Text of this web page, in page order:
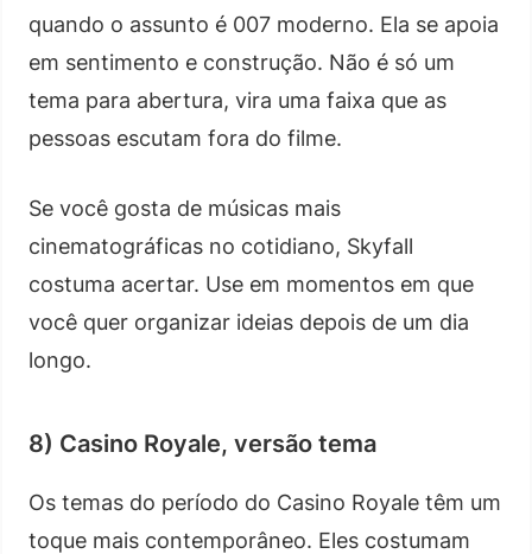
quando o assunto é 007 moderno. Ela se apoia
em sentimento e construção. Não é só um
tema para abertura, vira uma faixa que as
pessoas escutam fora do filme.
Se você gosta de músicas mais
cinematográficas no cotidiano, Skyfall
costuma acertar. Use em momentos em que
você quer organizar ideias depois de um dia
longo.
8) Casino Royale, versão tema
Os temas do período do Casino Royale têm um
toque mais contemporâneo. Eles costumam